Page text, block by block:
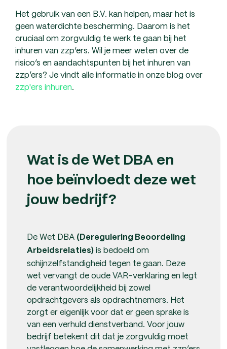
Het gebruik van een B.V. kan helpen, maar het is
geen waterdichte bescherming. Daarom is het
cruciaal om zorgvuldig te werk te gaan bij het
inhuren van zzp’ers. Wil je meer weten over de
risico’s en aandachtspunten bij het inhuren van
zzp’ers? Je vindt alle informatie in onze blog over
zzp'ers inhuren.
Wat is de Wet DBA en
hoe beïnvloedt deze wet
jouw bedrijf?
De Wet DBA (Deregulering Beoordeling
Arbeidsrelaties) is bedoeld om
schijnzelfstandigheid tegen te gaan. Deze
wet vervangt de oude VAR-verklaring en legt
de verantwoordelijkheid bij zowel
opdrachtgevers als opdrachtnemers. Het
zorgt er eigenlijk voor dat er geen sprake is
van een verhuld dienstverband. Voor jouw
bedrijf betekent dit dat je zorgvuldig moet